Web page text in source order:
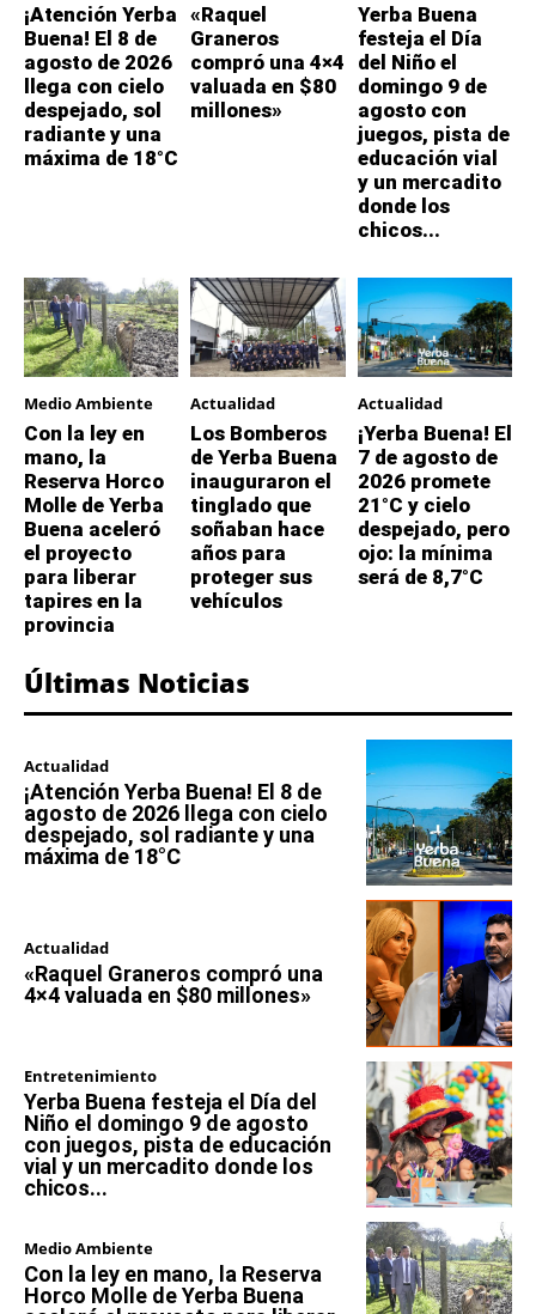
¡Atención Yerba
Buena! El 8 de
agosto de 2026
llega con cielo
despejado, sol
radiante y una
máxima de 18°C
«Raquel
Graneros
compró una 4×4
valuada en $80
millones»
Yerba Buena
festeja el Día
del Niño el
domingo 9 de
agosto con
juegos, pista de
educación vial
y un mercadito
donde los
chicos...
Medio Ambiente
Con la ley en
mano, la
Reserva Horco
Molle de Yerba
Buena aceleró
el proyecto
para liberar
tapires en la
provincia
Actualidad
Los Bomberos
de Yerba Buena
inauguraron el
tinglado que
soñaban hace
años para
proteger sus
vehículos
Actualidad
¡Yerba Buena! El
7 de agosto de
2026 promete
21°C y cielo
despejado, pero
ojo: la mínima
será de 8,7°C
Últimas Noticias
Actualidad
¡Atención Yerba Buena! El 8 de
agosto de 2026 llega con cielo
despejado, sol radiante y una
máxima de 18°C
Actualidad
«Raquel Graneros compró una
4×4 valuada en $80 millones»
Entretenimiento
Yerba Buena festeja el Día del
Niño el domingo 9 de agosto
con juegos, pista de educación
vial y un mercadito donde los
chicos...
Medio Ambiente
Con la ley en mano, la Reserva
Horco Molle de Yerba Buena